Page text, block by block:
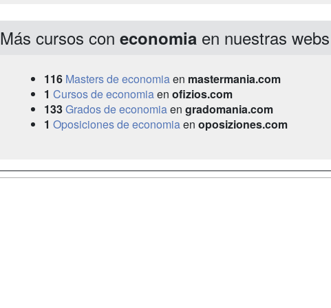
Más cursos con economia en nuestras webs
116 Masters de economiaen mastermania.com
1 Cursos de economiaen ofizios.com
133Grados de economiaen gradomania.com
1 Oposiciones de economiaen oposiziones.com